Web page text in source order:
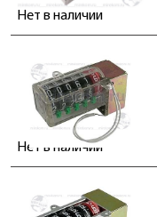
Нет в наличии
Нет в наличии